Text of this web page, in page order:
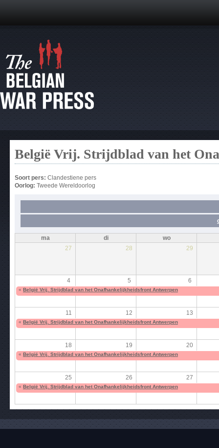
België Vrij. Strijdblad van het
Soort pers: Clandestiene pers
Oorlog: Tweede Wereldoorlog
ma di
wo
27
28 29
4 5 6
« België Vrij. Strijdblad van het Onafhankelijkheidsfront Antwerpen
11 12 13
« België Vrij. Strijdblad van het Onafhankelijkheidsfront Antwerpen
18 19 20
« België Vrij. Strijdblad van het Onafhankelijkheidsfront Antwerpen
25 26 27
« België Vrij. Strijdblad van het Onafhankelijkheidsfront Antwerpen